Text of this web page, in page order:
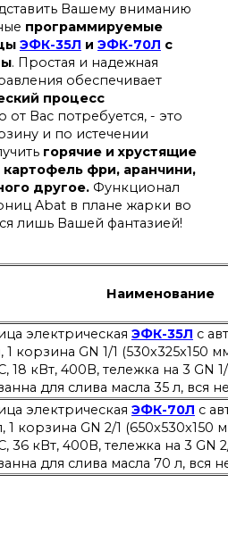
Вашему вниманию
программируемые
ЭФК-35Л и ЭФК-70Л с
. Простая и надежная
обеспечивает
процесс
от Вас потребуется, - это
и по истечении
горячие и хрустящие
картофель фри, аранчини,
другое. Функционал
Abat в плане жарки во
лишь Вашей фантазией!
Наименование
электрическая ЭФК-35Л с
1 корзина GN 1/1 (530x325x150
18 кВт, 400В, тележка на 3 GN
для слива масла 35 л, вся
электрическая ЭФК-70Л с
1 корзина GN 2/1 (650x530x150
36 кВт, 400В, тележка на 3 GN
для слива масла 70 л, вся